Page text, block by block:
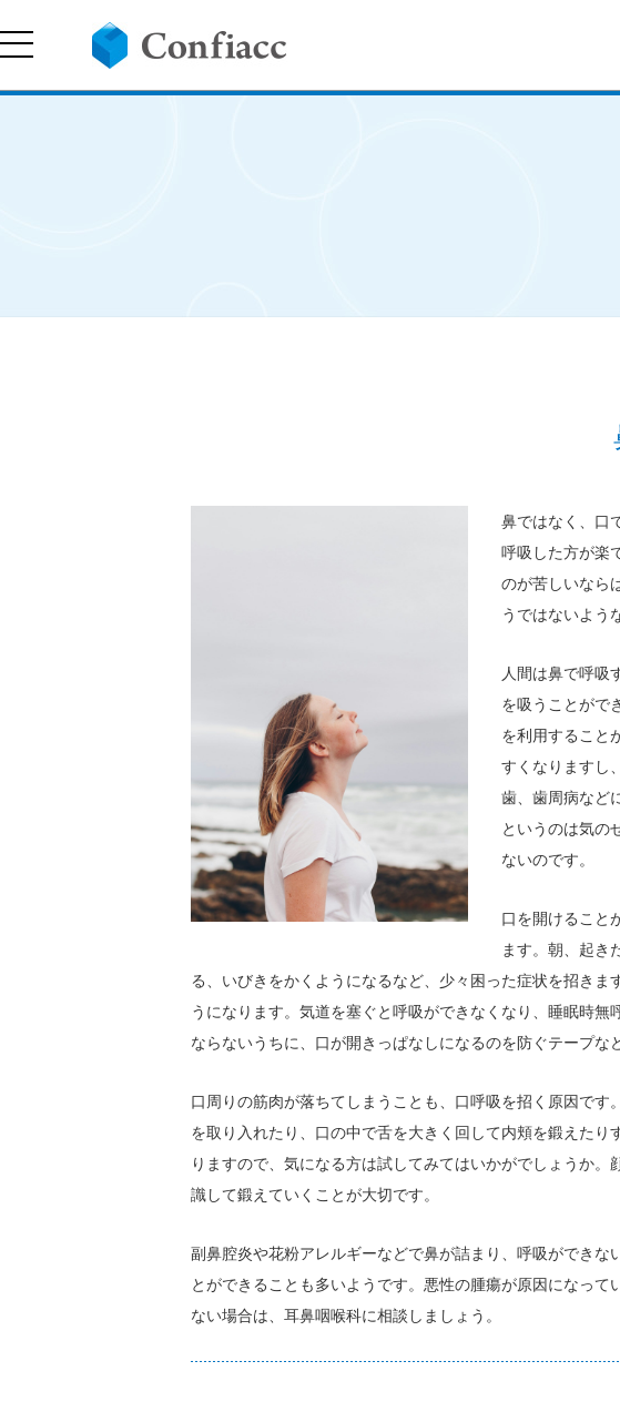
鼻ではなく、口
呼吸した方が楽
のが苦しいなら
うではないよう
人間は鼻で呼吸
を吸うことがで
を利用すること
すくなりますし
歯、歯周病など
というのは気の
ないのです。
口を開けること
ます。朝、起き
る、いびきをかくようになるなど、少々困った症状を招き
うになります。気道を塞ぐと呼吸ができなくなり、睡眠時
ならないうちに、口が開きっぱなしになるのを防ぐテープな
口周りの筋肉が落ちてしまうことも、口呼吸を招く原因で
を取り入れたり、口の中で舌を大きく回して内頬を鍛えた
りますので、気になる方は試してみてはいかがでしょうか
識して鍛えていくことが大切です。
副鼻腔炎や花粉アレルギーなどで鼻が詰まり、呼吸ができ
とができることも多いようです。悪性の腫瘍が原因になっ
ない場合は、耳鼻咽喉科に相談しましょう。